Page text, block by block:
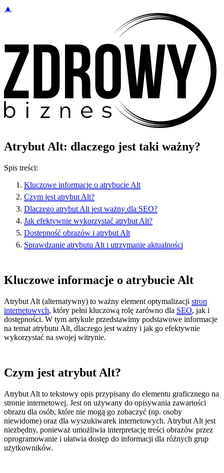
▲
Atrybut Alt: dlaczego jest taki ważny?
Spis treści:
Kluczowe informacje o atrybucie Alt
Czym jest atrybut Alt?
Dlaczego atrybut Alt jest ważny dla SEO?
Jak efektywnie wykorzystać atrybut Alt?
Dostępność obrazów i atrybut Alt
Sprawdzanie atrybutu Alt i utrzymanie aktualności
Kluczowe informacje o atrybucie Alt
Atrybut Alt (alternatywny) to ważny element optymalizacji stron
internetowych, który pełni kluczową rolę zarówno dla SEO, jak i
dostępności. W tym artykule przedstawimy podstawowe informacje
na temat atrybutu Alt, dlaczego jest ważny i jak go efektywnie
wykorzystać na swojej witrynie.
Czym jest atrybut Alt?
Atrybut Alt to tekstowy opis przypisany do elementu graficznego na
stronie internetowej. Jest on używany do opisywania zawartości
obrazu dla osób, które nie mogą go zobaczyć (np. osoby
niewidome) oraz dla wyszukiwarek internetowych. Atrybut Alt jest
niezbędny, ponieważ umożliwia interpretację treści obrazów przez
oprogramowanie i ułatwia dostęp do informacji dla różnych grup
użytkowników.